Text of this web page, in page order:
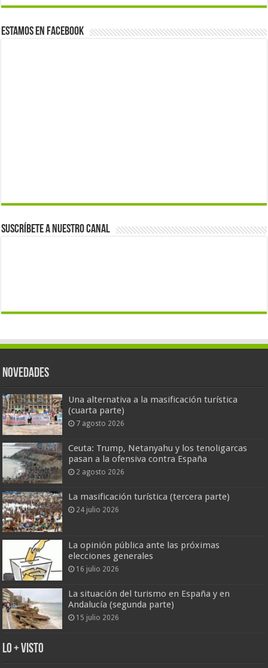
Estamos en Facebook
Suscríbete a nuestro canal
Novedades
Una alternativa a la masificación turística
(cuarta parte)
7 agosto 2026
Ceuta: Trump, Netanyahu y los tenoligarcas
pasan a la ofensiva contra España
2 agosto 2026
La masificación turística (tercera parte)
24 julio 2026
La opinión pública ante las próximas
elecciones generales
16 julio 2026
La situación del turismo en España y en
Andalucía (segunda parte)
15 julio 2026
Lo + Visto